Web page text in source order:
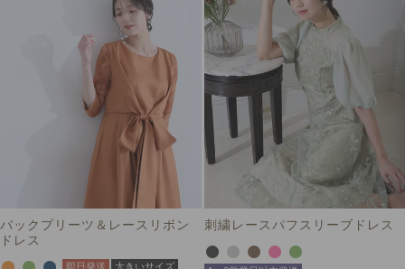
バックプリーツ＆レースリボン
ドレス
即日発送 大きいサイズ
刺繍レースパフスリーブドレス